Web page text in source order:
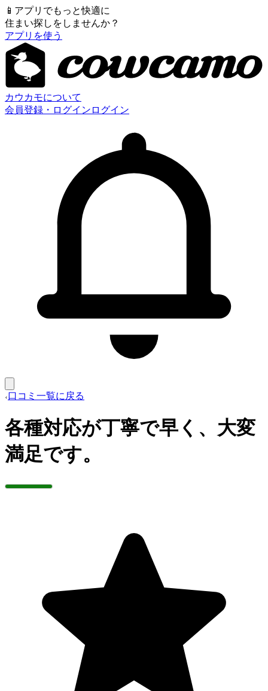
📱 アプリでもっと快適に
住まい探しをしませんか？
アプリを使う
カウカモについて
会員登録・ログイン ログイン
口コミ一覧に戻る
各種対応が丁寧で早く、大変
満足です。